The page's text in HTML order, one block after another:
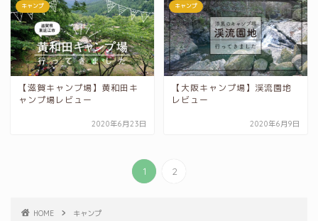
キャンプ
【滋賀キャンプ場】黄和田キ
ャンプ場レビュー
2020年6月23日
キャンプ
【大阪キャンプ場】渓流園地
レビュー
2020年6月9日
1 2
HOME キャンプ